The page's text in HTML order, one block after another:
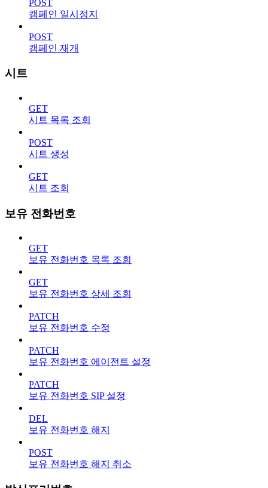
POST
캠페인 일시정지
POST
캠페인 재개
시트
GET
시트 목록 조회
POST
시트 생성
GET
시트 조회
보유 전화번호
GET
보유 전화번호 목록 조회
GET
보유 전화번호 상세 조회
PATCH
보유 전화번호 수정
PATCH
보유 전화번호 에이전트 설정
PATCH
보유 전화번호 SIP 설정
DEL
보유 전화번호 해지
POST
보유 전화번호 해지 취소